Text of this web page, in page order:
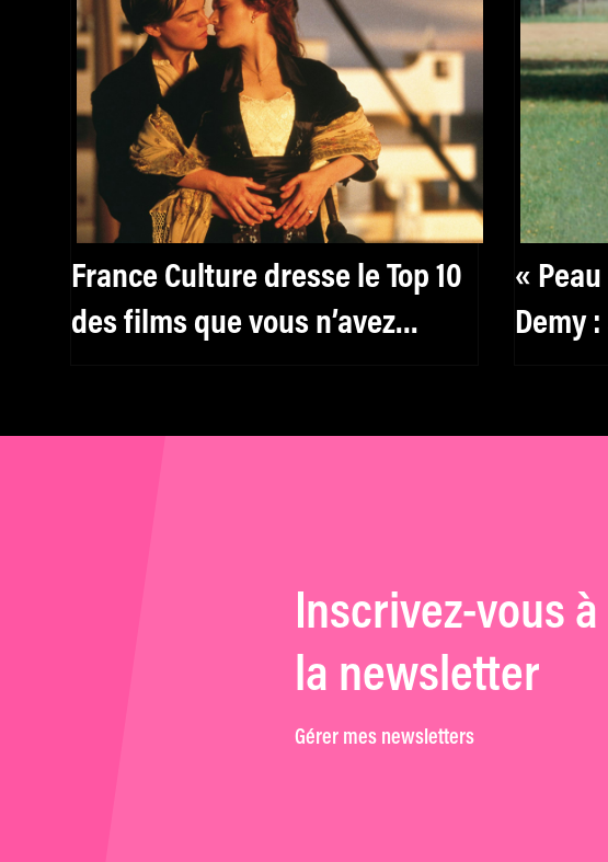
France Culture dresse le Top 10
des films que vous n’avez
« Peau
Demy
Inscrivez-vous à
la newsletter
Gérer mes newsletters